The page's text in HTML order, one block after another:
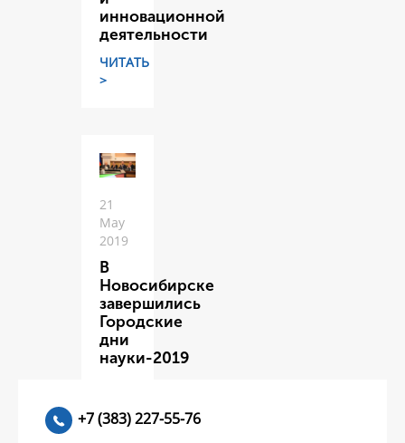
инновационной
деятельности
ЧИТАТЬ
>
21
May
2019
В
Новосибирске
завершились
Городские
дни
науки-2019
+7 (383) 227-55-76